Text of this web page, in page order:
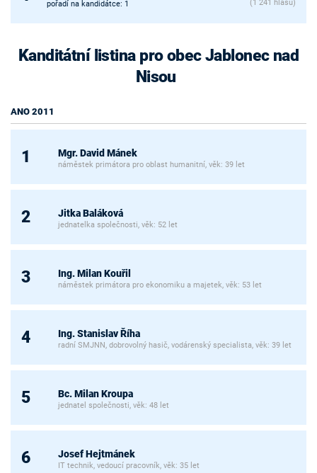
pořadí na kandidátce: 1 (1 241 hlasů)
Kanditátní listina pro obec Jablonec nad
Nisou
ANO 2011
1 Mgr. David Mánek
náměstek primátora pro oblast humanitní, věk: 39 let
2 Jitka Baláková
jednatelka společnosti, věk: 52 let
3 Ing. Milan Kouřil
náměstek primátora pro ekonomiku a majetek, věk: 53 let
4 Ing. Stanislav Říha
radní SMJNN, dobrovolný hasič, vodárenský specialista, věk: 39 let
5 Bc. Milan Kroupa
jednatel společnosti, věk: 48 let
6 Josef Hejtmánek
IT technik, vedoucí pracovník, věk: 35 let